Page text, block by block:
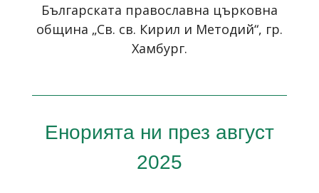
Българската православна църковна
община „Св. св. Кирил и Методий“, гр.
Хамбург.
Енорията ни през август
2025